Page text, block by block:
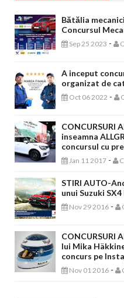
Bătălia
Concursul
Sep 25 2023 -
A inceput
organizat de
Oct 06 2022 -
CONCURSURI
inseamna
concursul cu
Jan 11 2017 -
STIRI AUTO-
unui Suzuki
Nov 29 2016 -
CONCURSURI
lui Mika
concurs pe
Nov 01 2016 -